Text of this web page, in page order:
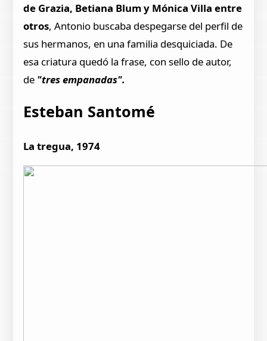
de Grazia, Betiana Blum y Mónica Villa entre
otros, Antonio buscaba despegarse del perfil de
sus hermanos, en una familia desquiciada. De
esa criatura quedó la frase, con sello de autor,
de "tres empanadas".
Esteban Santomé
La tregua, 1974